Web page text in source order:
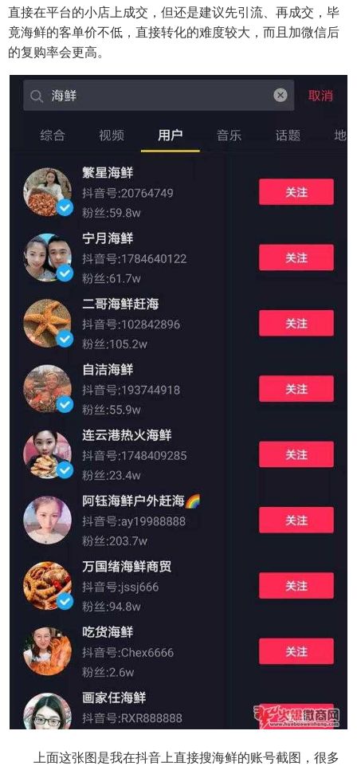
直接在平台的小店上成交，但还是建议先引流、再成交，毕
竟海鲜的客单价不低，直接转化的难度较大，而且加微信后
的复购率会更高。
上面这张图是我在抖音上直接搜海鲜的账号截图，很多